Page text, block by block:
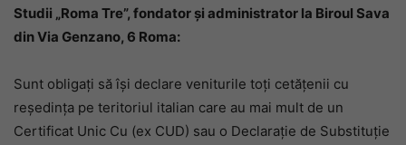
Studii „Roma Tre”, fondator și administrator la Biroul Sava
din Via Genzano, 6 Roma:
Sunt obligați să își declare veniturile toți cetățenii cu
reședința pe teritoriul italian care au mai mult de un
Certificat Unic Cu (ex CUD) sau o Declarație de Substituție